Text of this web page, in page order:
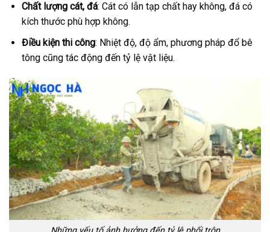
Chất lượng cát, đá: Cát có lẫn tạp chất hay không, đá có
kích thước phù hợp không.
Điều kiện thi công: Nhiệt độ, độ ẩm, phương pháp đổ bê
tông cũng tác động đến tỷ lệ vật liệu.